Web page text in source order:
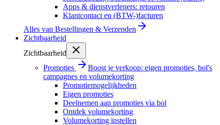
Apps & dienstverleners: retouren
Klantcontact en (BTW-)facturen
Alles van Bestellingen & Verzenden
Zichtbaarheid
Zichtbaarheid
Promoties
Boost je verkoop: eigen promoties, bol's
campagnes en volumekorting
Promotiemogelijkheden
Eigen promoties
Deelnemen aan promoties via bol
Ontdek volumekorting
Volumekorting instellen